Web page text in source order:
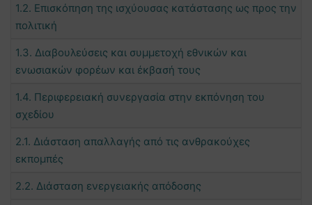
1.2. Επισκόπηση της ισχύουσας κατάστασης ως προς την
πολιτική
1.3. Διαβουλεύσεις και συμμετοχή εθνικών και
ενωσιακών φορέων και έκβασή τους
1.4. Περιφερειακή συνεργασία στην εκπόνηση του
σχεδίου
2.1. Διάσταση απαλλαγής από τις ανθρακούχες
εκπομπές
2.2. Διάσταση ενεργειακής απόδοσης